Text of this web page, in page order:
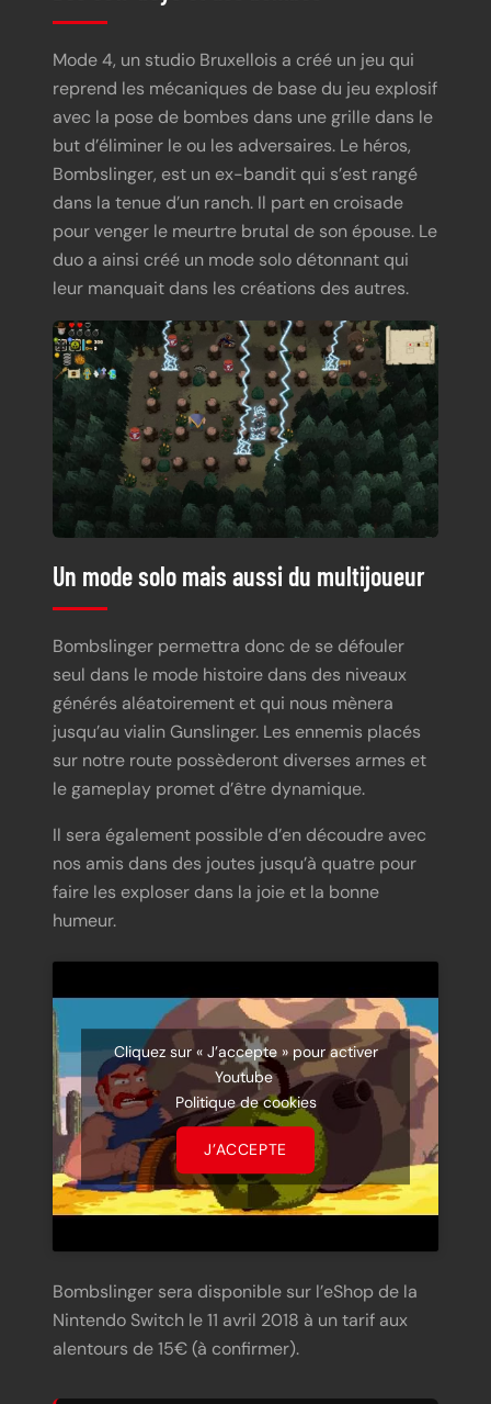
Mode 4, un studio Bruxellois a créé un jeu qui
reprend les mécaniques de base du jeu explosif
avec la pose de bombes dans une grille dans le
but d’éliminer le ou les adversaires. Le héros,
Bombslinger, est un ex-bandit qui s’est rangé
dans la tenue d’un ranch. Il part en croisade
pour venger le meurtre brutal de son épouse. Le
duo a ainsi créé un mode solo détonnant qui
leur manquait dans les créations des autres.
Un mode solo mais aussi du multijoueur
Bombslinger permettra donc de se défouler
seul dans le mode histoire dans des niveaux
générés aléatoirement et qui nous mènera
jusqu’au vialin Gunslinger. Les ennemis placés
sur notre route possèderont diverses armes et
le gameplay promet d’être dynamique.
Il sera également possible d’en découdre avec
nos amis dans des joutes jusqu’à quatre pour
faire les exploser dans la joie et la bonne
humeur.
Cliquez sur « J’accepte » pour activer
Youtube
Politique de cookies
J’ACCEPTE
Bombslinger sera disponible sur l’eShop de la
Nintendo Switch le 11 avril 2018 à un tarif aux
alentours de 15€ (à confirmer).